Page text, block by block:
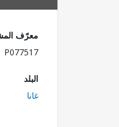
معرّف
P077517
البلد
غانا